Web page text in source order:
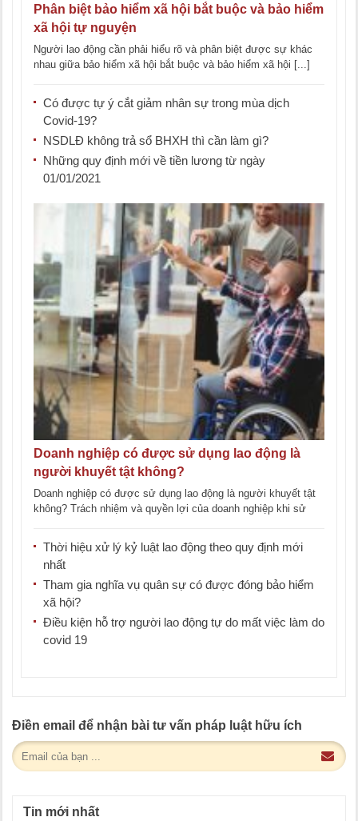
Phân biệt bảo hiểm xã hội bắt buộc và bảo hiểm
xã hội tự nguyện
Người lao động cần phải hiểu rõ và phân biệt được sự khác
nhau giữa bảo hiểm xã hội bắt buộc và bảo hiểm xã hội [...]
Có được tự ý cắt giảm nhân sự trong mùa dịch
Covid-19?
NSDLĐ không trả sổ BHXH thì cần làm gì?
Những quy định mới về tiền lương từ ngày
01/01/2021
Doanh nghiệp có được sử dụng lao động là
người khuyết tật không?
Doanh nghiệp có được sử dụng lao động là người khuyết tật
không? Trách nhiệm và quyền lợi của doanh nghiệp khi sử
Thời hiệu xử lý kỷ luật lao động theo quy định mới
nhất
Tham gia nghĩa vụ quân sự có được đóng bảo hiểm
xã hội?
Điều kiện hỗ trợ người lao động tự do mất việc làm do
covid 19
Điền email để nhận bài tư vấn pháp luật hữu ích
Tin mới nhất